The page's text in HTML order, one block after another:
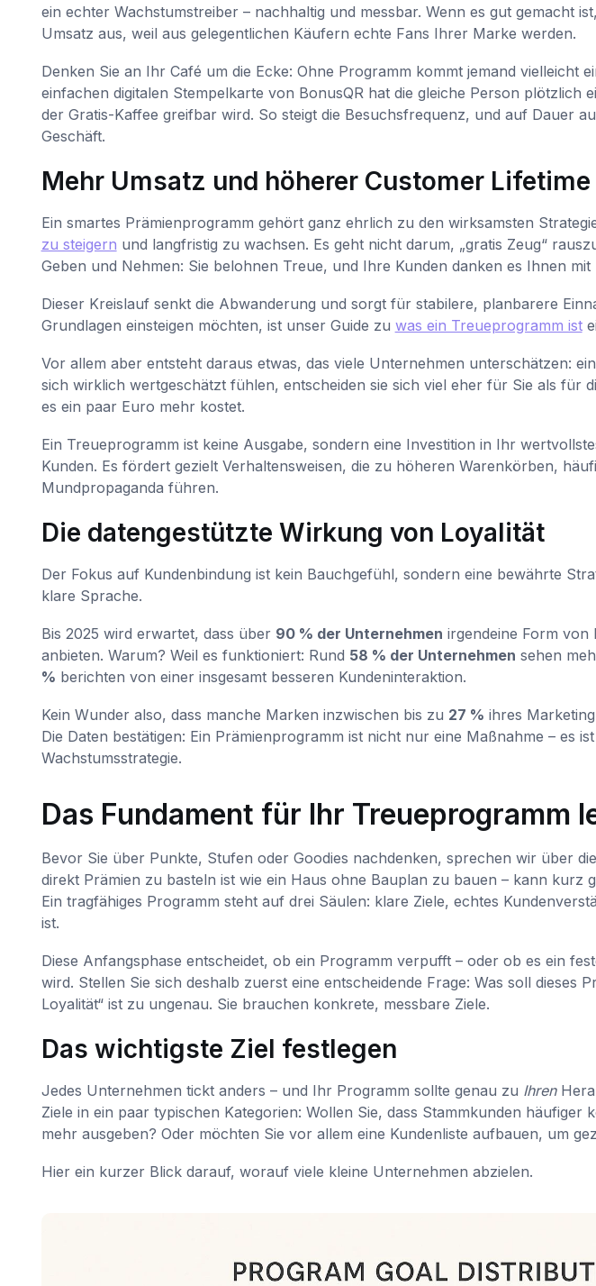
ein echter Wachstumstreiber – nachhaltig und messbar. Wenn es gut gemacht
Umsatz aus, weil aus gelegentlichen Käufern echte Fans Ihrer Marke werden.
Denken Sie an Ihr Café um die Ecke: Ohne Programm kommt jemand vielleicht
einfachen digitalen Stempelkarte von BonusQR hat die gleiche Person plötzlich
der Gratis-Kaffee greifbar wird. So steigt die Besuchsfrequenz, und auf Dauer
Geschäft.
Mehr Umsatz und höherer Customer Lifetime
Ein smartes Prämienprogramm gehört ganz ehrlich zu den wirksamsten
zu steigern und langfristig zu wachsen. Es geht nicht darum, „gratis Zeug“
Geben und Nehmen: Sie belohnen Treue, und Ihre Kunden danken es Ihnen
Dieser Kreislauf senkt die Abwanderung und sorgt für stabilere, planbarere
Grundlagen einsteigen möchten, ist unser Guide zu was ein Treueprogramm ist
Vor allem aber entsteht daraus etwas, das viele Unternehmen unterschätzen:
sich wirklich wertgeschätzt fühlen, entscheiden sie sich viel eher für Sie als für
es ein paar Euro mehr kostet.
Ein Treueprogramm ist keine Ausgabe, sondern eine Investition in Ihr
Kunden. Es fördert gezielt Verhaltensweisen, die zu höheren Warenkörben,
Mundpropaganda führen.
Die datengestützte Wirkung von Loyalität
Der Fokus auf Kundenbindung ist kein Bauchgefühl, sondern eine bewährte
klare Sprache.
Bis 2025 wird erwartet, dass über 90 % der Unternehmen irgendeine Form
anbieten. Warum? Weil es funktioniert: Rund 58 % der Unternehmen sehen
% berichten von einer insgesamt besseren Kundeninteraktion.
Kein Wunder also, dass manche Marken inzwischen bis zu 27 % ihres
Die Daten bestätigen: Ein Prämienprogramm ist nicht nur eine Maßnahme – es
Wachstumsstrategie.
Das Fundament für Ihr Treueprogramm
Bevor Sie über Punkte, Stufen oder Goodies nachdenken, sprechen wir über
direkt Prämien zu basteln ist wie ein Haus ohne Bauplan zu bauen – kann kurz
Ein tragfähiges Programm steht auf drei Säulen: klare Ziele, echtes
ist.
Diese Anfangsphase entscheidet, ob ein Programm verpufft – oder ob es ein
wird. Stellen Sie sich deshalb zuerst eine entscheidende Frage: Was soll dieses
Loyalität“ ist zu ungenau. Sie brauchen konkrete, messbare Ziele.
Das wichtigste Ziel festlegen
Jedes Unternehmen tickt anders – und Ihr Programm sollte genau zu Ihren
Ziele in ein paar typischen Kategorien: Wollen Sie, dass Stammkunden häufiger
mehr ausgeben? Oder möchten Sie vor allem eine Kundenliste aufbauen, um
Hier ein kurzer Blick darauf, worauf viele kleine Unternehmen abzielen.